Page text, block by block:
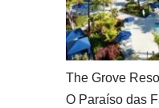
The Grove
O Paraíso das